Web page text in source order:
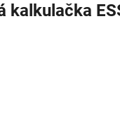
kalkulačka